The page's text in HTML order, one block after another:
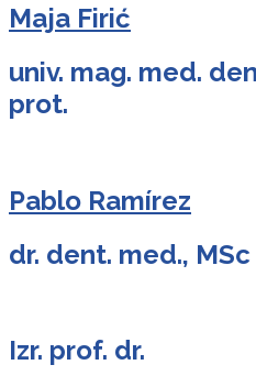
Maja Firić
univ. mag. med.
prot.
Pablo Ramírez
dr. dent. med., MSc
Izr. prof. dr.